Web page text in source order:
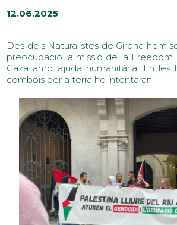
12.06.2025
Des dels Naturalistes de Girona hem
preocupació la missió de la Freedom
Gaza amb ajuda humanitària. En les
combois per a terra ho intentaran.